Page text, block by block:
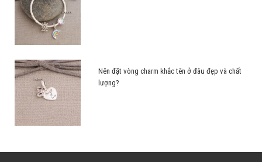
Nên đặt vòng charm khắc tên ở đâu đẹp và chất
lượng?